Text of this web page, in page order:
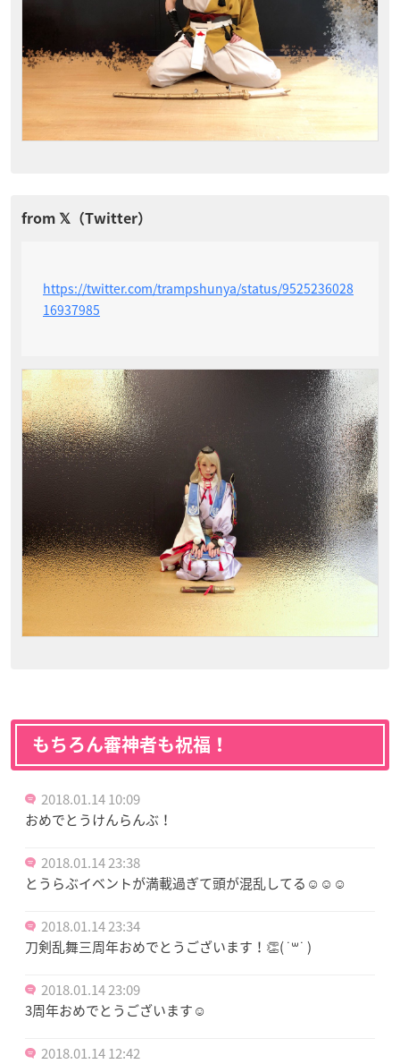
https://twitter.com/trampshunya/status/9525236028
16937985
もちろん審神者も祝福！
2018.01.14 10:09
おめでとうけんらんぶ！
2018.01.14 23:38
とうらぶイベントが満載過ぎて頭が混乱してる☺️☺️☺️
2018.01.14 23:34
刀剣乱舞三周年おめでとうございます！👏( ˙꒳​˙ )
2018.01.14 23:09
3周年おめでとうございます☺️
2018.01.14 12:42